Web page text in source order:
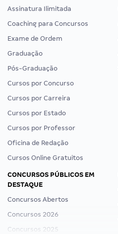
Assinatura Ilimitada
Coaching para Concursos
Exame de Ordem
Graduação
Pós-Graduação
Cursos por Concurso
Cursos por Carreira
Cursos por Estado
Cursos por Professor
Oficina de Redação
Cursos Online Gratuitos
CONCURSOS PÚBLICOS EM
DESTAQUE
Concursos Abertos
Concursos 2026
Concursos 2025